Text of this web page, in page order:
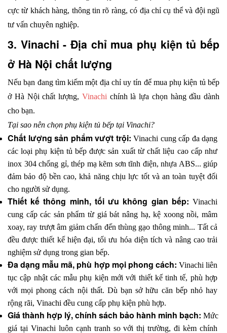
cực từ khách hàng, thông tin rõ ràng, có địa chỉ cụ thể và đội ngũ
tư vấn chuyên nghiệp.
3. Vinachi - Địa chỉ mua phụ kiện tủ bếp
ở Hà Nội chất lượng
Nếu bạn đang tìm kiếm một địa chỉ uy tín để mua phụ kiện tủ bếp
ở Hà Nội chất lượng, Vinachi chính là lựa chọn hàng đầu dành
cho bạn.
Tại sao nên chọn phụ kiện tủ bếp tại Vinachi?
Chất lượng sản phẩm vượt trội: Vinachi cung cấp đa dạng
các loại phụ kiện tủ bếp được sản xuất từ chất liệu cao cấp như
inox 304 chống gỉ, thép mạ kẽm sơn tĩnh điện, nhựa ABS... giúp
đảm bảo độ bền cao, khả năng chịu lực tốt và an toàn tuyệt đối
cho người sử dụng.
Thiết kế thông minh, tối ưu không gian bếp: Vinachi
cung cấp các sản phẩm từ giá bát nâng hạ, kệ xoong nồi, mâm
xoay, ray trượt âm giảm chấn đến thùng gạo thông minh... Tất cả
đều được thiết kế hiện đại, tối ưu hóa diện tích và nâng cao trải
nghiệm sử dụng trong gian bếp.
Đa dạng mẫu mã, phù hợp mọi phong cách: Vinachi liên
tục cập nhật các mẫu phụ kiện mới với thiết kế tinh tế, phù hợp
với mọi phong cách nội thất. Dù bạn sở hữu căn bếp nhỏ hay
rộng rãi, Vinachi đều cung cấp phụ kiện phù hợp.
Giá thành hợp lý, chính sách bảo hành minh bạch: Mức
giá tại Vinachi luôn cạnh tranh so với thị trường, đi kèm chính